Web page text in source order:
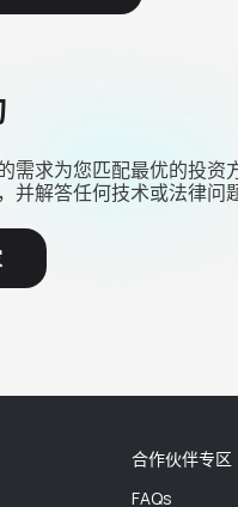
需求为您匹配最优的投资
并解答任何技术或法律问
合作伙伴专区
FAQs